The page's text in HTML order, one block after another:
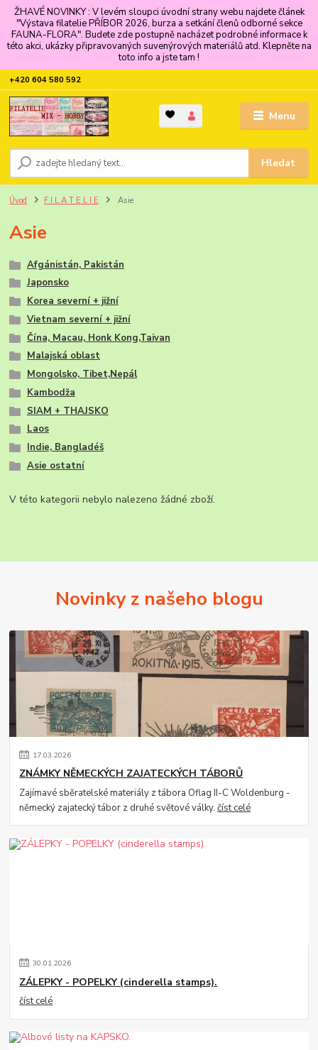
ŽHAVÉ NOVINKY : V levém sloupci úvodní strany webu najdete článek
"Výstava filatelie PŘÍBOR 2026, burza a setkání členů odborné sekce
FAUNA-FLORA". Budete zde postupně nacházet podrobné informace k
této akci, ukázky připravovaných suvenýrových materiálů atd. Klepněte na
toto info a jste tam !
Menu
Hledat
+420 604 580 592
Úvod F I L A T E L I E Asie
Asie
Afgánistán, Pakistán
Japonsko
Korea severní + jižní
Vietnam severní + jižní
Čína, Macau, Honk Kong,Taivan
Malajská oblast
Mongolsko, Tibet,Nepál
Kambodža
SIAM + THAJSKO
Laos
Indie, Bangladéš
Asie ostatní
V této kategorii nebylo nalezeno žádné zboží.
Novinky z našeho blogu
17.03.2026
ZNÁMKY NĚMECKÝCH ZAJATECKÝCH TÁBORŮ
Zajímavé sběratelské materiály z tábora Oflag II-C Woldenburg -
německý zajatecký tábor z druhé světové války.číst celé
30.01.2026
ZÁLEPKY - POPELKY (cinderella stamps).
číst celé